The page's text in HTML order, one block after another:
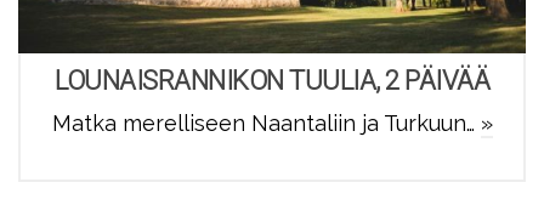
LOUNAISRANNIKON TUULIA, 2 PÄIVÄÄ
Matka merelliseen Naantaliin ja Turkuun… »